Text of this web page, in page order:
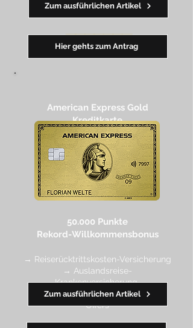
━━━━━━━
Zum ausführlichen Artikel
Hier gehts zum Antrag
American Express Gold
Kreditkarte
50.000 Punkte
Rekord-Willkommensbonus
→ Reiserücktrittskosten-Versicherung
→ Auslandsreise-
Krankenversicherung
→ wertvolle Rabatte dank Amex
Offers
Zum ausführlichen Artikel